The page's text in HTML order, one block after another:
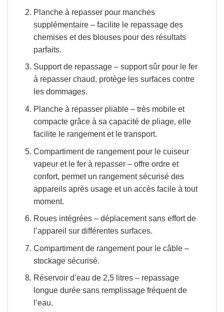
Planche à repasser pour manches
supplémentaire– facilite le repassage des
chemises et des blouses pour des résultats
parfaits.
Support de repassage– support sûr pour le fer
à repasser chaud, protège les surfaces contre
les dommages.
Planche à repasser pliable– très mobile et
compacte grâce à sa capacité de pliage, elle
facilite le rangement et le transport.
Compartiment de rangement pour le cuiseur
vapeur et le fer à repasser– offre ordre et
confort, permet un rangement sécurisé des
appareils après usage et un accès facile à tout
moment.
Roues intégrées– déplacement sans effort de
l’appareil sur différentes surfaces.
Compartiment de rangement pour le câble–
stockage sécurisé.
Réservoir d’eau de 2,5 litres– repassage
longue durée sans remplissage fréquent de
l’eau.